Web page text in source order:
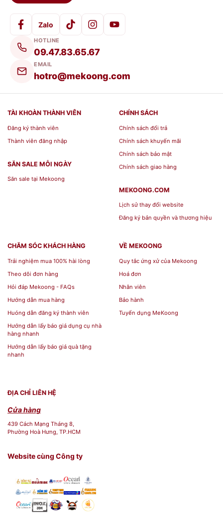
Zalo
HOTLINE
09.47.83.65.67
EMAIL
hotro@mekoong.com
TÀI KHOÀN THÀNH VIÊN
Đăng ký thành viên
Thành viên đăng nhập
SĂN SALE MỖI NGÀY
Săn sale tại Mekoong
CHÍNH SÁCH
Chính sách đổi trả
Chính sách khuyến mãi
Chính sách bảo mật
Chính sách giao hàng
MEKOONG.COM
Lịch sử thay đổi website
Đăng ký bản quyền và thương hiệu
CHĂM SÓC KHÁCH HÀNG
Trải nghiệm mua 100% hài lòng
Theo dõi đơn hàng
Hỏi đáp Mekoong - FAQs
Hướng dẫn mua hàng
Huóng dẫn đăng ký thành viên
Hướng dẫn lấy báo giá dụng cụ nhà
hàng nhanh
Hướng dẫn lấy báo giá quà tặng
nhanh
VỀ MEKOONG
Quy tắc ứng xử của Mekoong
Hoá đơn
Nhân viên
Bảo hành
Tuyển dụng MeKoong
ĐỊA CHỈ LIÊN HỆ
Cửa hàng
439 Cách Mạng Tháng 8,
Phường Hoà Hưng, TP.HCM
Website cùng Công ty